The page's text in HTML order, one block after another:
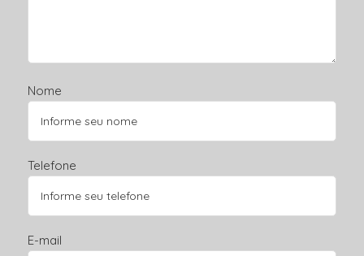
Nome
Telefone
E-mail